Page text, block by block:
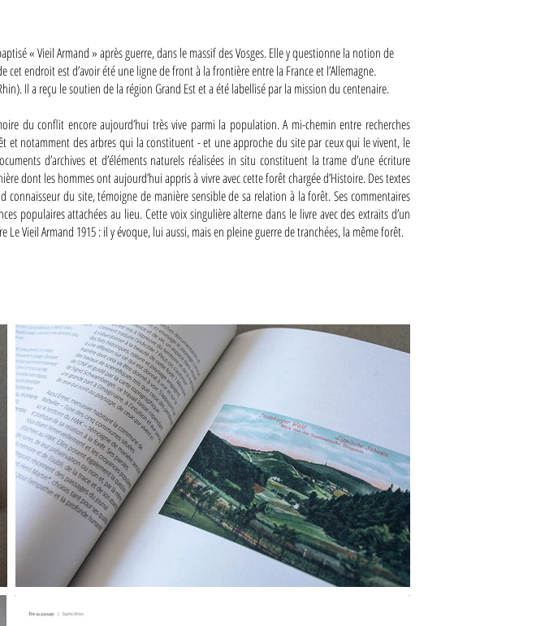
« Vieil Armand » après guerre, dans le massif des Vosges. Elle y questionne la notion de
endroit est d’avoir été une ligne de front à la frontière entre la France et l’Allemagne.
Il a reçu le soutien de la région Grand Est et a été labellisé par la mission du centenaire.
du conflit encore aujourd’hui très vive parmi la population. A mi-chemin entre recherches
notamment des arbres qui la constituent - et une approche du site par ceux qui le vivent, le
d’archives et d’éléments naturels réalisées in situ constituent la trame d’une écriture
dont les hommes ont aujourd’hui appris à vivre avec cette forêt chargée d’Histoire.​ Des textes
du site, témoigne de manière sensible de sa relation à la forêt. Ses commentaires
populaires attachées au lieu. Cette voix singulière alterne dans le livre avec des extraits d’un
Vieil Armand 1915 : il y évoque, lui aussi, mais en pleine guerre de tranchées, la même forêt.